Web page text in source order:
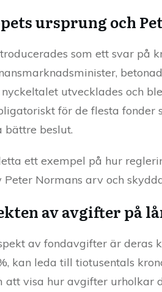
ursprung och
som ett svar på
utvecklades och
för de flesta fonder
bättre beslut.
ett exempel på hur
Normans arv och
av avgifter på
av fondavgifter är
kan leda till tiotusentals
att visa hur avgifter urholkar